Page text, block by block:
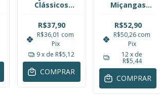
Clássicos
Corte Maluco
Hasbro E4918
R$37,90
R$36,01 com
Pix
9x de R$5,12
COMPRAR
Miçangas
Modelo com
Linhas
Coloridas
Polibrinq
R$52,90
R$50,26 com
Pix
12x de
R$5,44
COMPRAR